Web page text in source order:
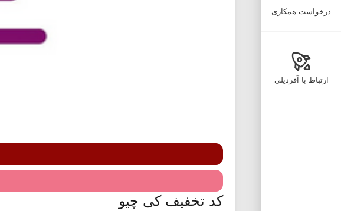
درخواست همکاری
ارتباط با آفردیلی
کد تخفیف کی چیو